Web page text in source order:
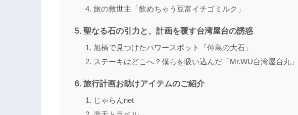
旅の救世主「飲めちゃう豆富イチゴミルク」
聖なる石の引力と、計画を覆す台湾屋台の誘惑
旭橋で見つけたパワースポット「仲島の大石」
ステーキはどこへ？僕らを吸い込んだ「Mr.WU台湾屋台丸」
旅行計画お助けアイテムのご紹介
じゃらんnet